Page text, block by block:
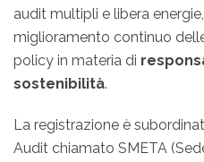
audit multipli e libera
miglioramento continuo
policy in materia di
sostenibilità.
La registrazione è
Audit chiamato SMETA